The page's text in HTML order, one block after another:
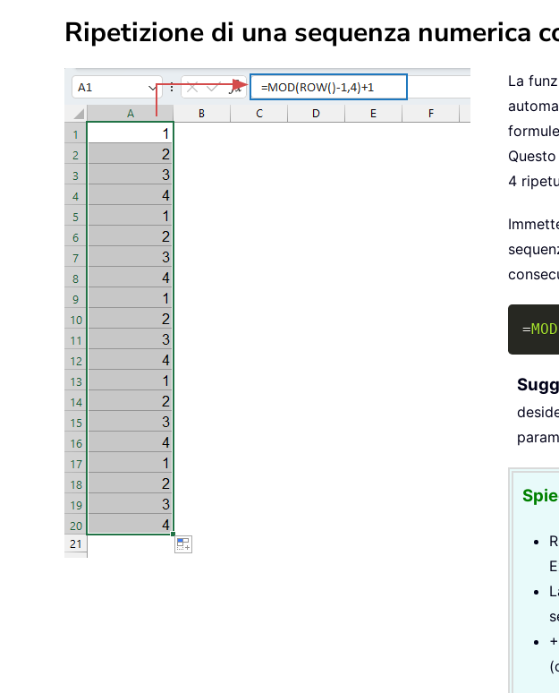
Ripetizione di una sequenza numerica
La
4
=MOD